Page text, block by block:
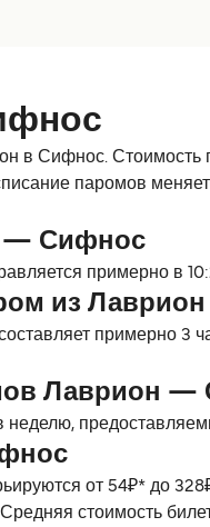
в Сифнос.
паромов
— Сифнос
примерно в
из
примерно 3
Лаврион
от 54₽* до
стоимость